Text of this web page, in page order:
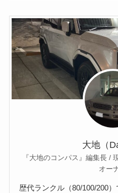
大地（
『大地のコンパス』編集長 /
オー
歴代ランクル（80/100/200）